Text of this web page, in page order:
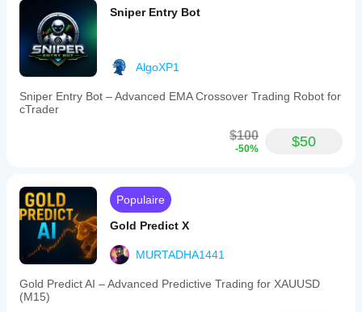
Sniper Entry Bot
AlgoXP1
Sniper Entry Bot – Advanced EMA Crossover Trading Robot for
cTrader
$100
-50% $50
Populaire
Gold Predict X
MURTADHA1441
Gold Predict AI – Advanced Predictive Trading for XAUUSD
(M15)